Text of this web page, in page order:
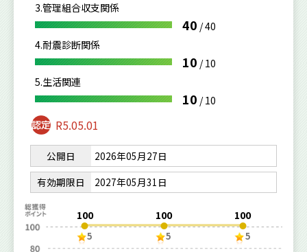
3.管理組合収支関係
40 /40
4.耐震診断関係
10 /10
5.生活関連
10 /10
R5.05.01
公開日
2026年05月27日
有効期限日
2027年05月31日
100
5
100
5
100
5